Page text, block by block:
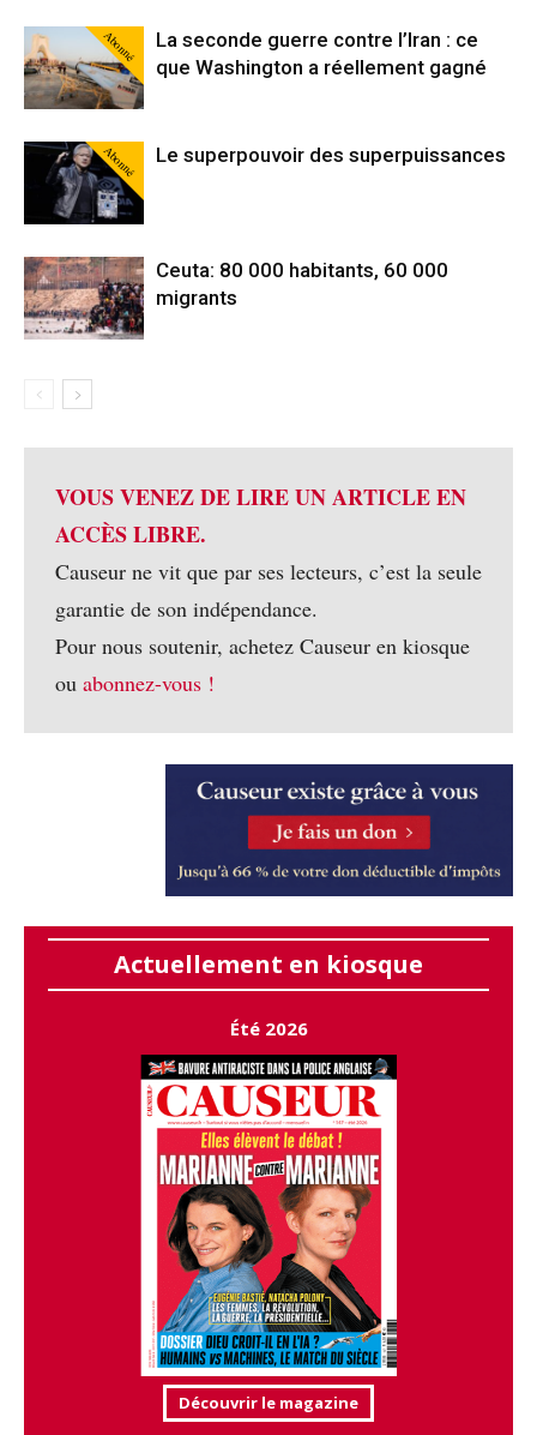
Abonné
La seconde guerre contre l’Iran : ce
que Washington a réellement gagné
Abonné Le superpouvoir des superpuissances
Ceuta: 80 000 habitants, 60 000
migrants
VOUS VENEZ DE LIRE UN ARTICLE EN
ACCÈS LIBRE.
Causeur ne vit que par ses lecteurs, c’est la seule
garantie de son indépendance.
Pour nous soutenir, achetez Causeur en kiosque
ou abonnez-vous !
Actuellement en kiosque
Été 2026
Découvrir le magazine